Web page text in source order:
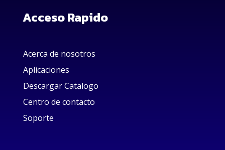
Acceso Rapido
Acerca de nosotros
Aplicaciones
Descargar Catalogo
Centro de contacto
Soporte